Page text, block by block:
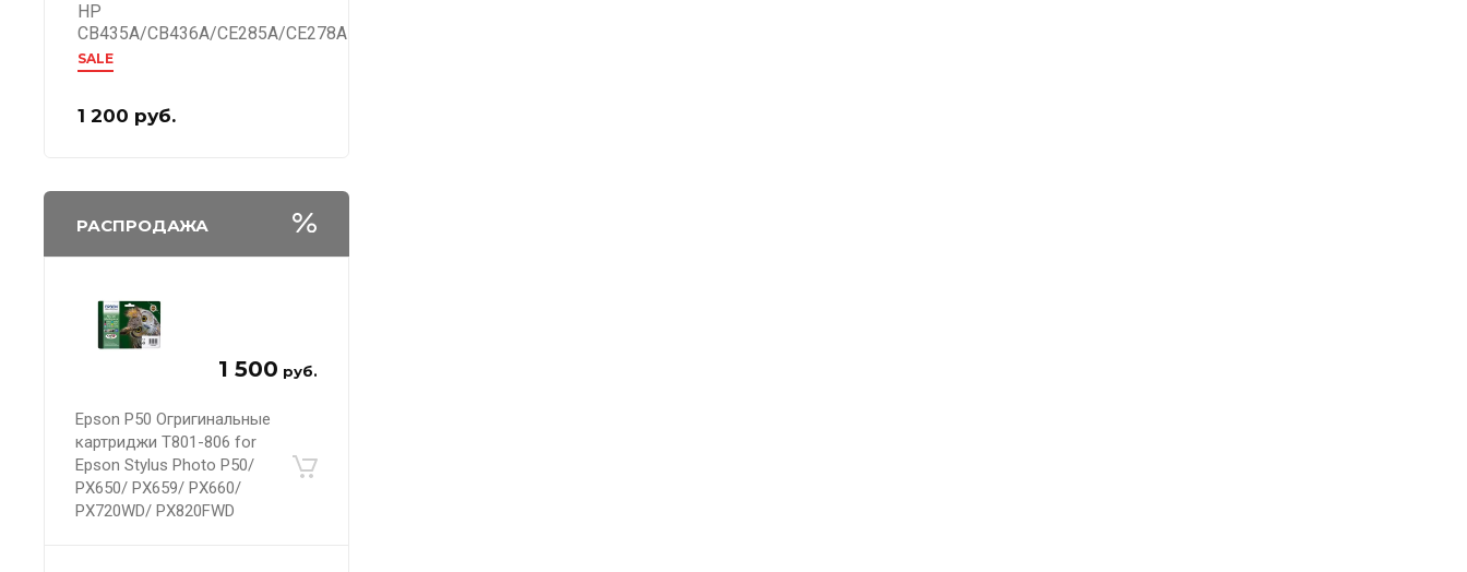
HP
CB435A/CB436A/CE285A/CE278A
SALE
1 200 руб.
РАСПРОДАЖА
1 500 руб.
Epson P50 Огригинальные
картриджи T801-806 for
Epson Stylus Photo P50/
PX650/ PX659/ PX660/
PX720WD/ PX820FWD